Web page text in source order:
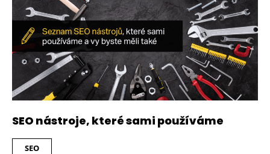
SEO nástroje, které sami používáme
SEO